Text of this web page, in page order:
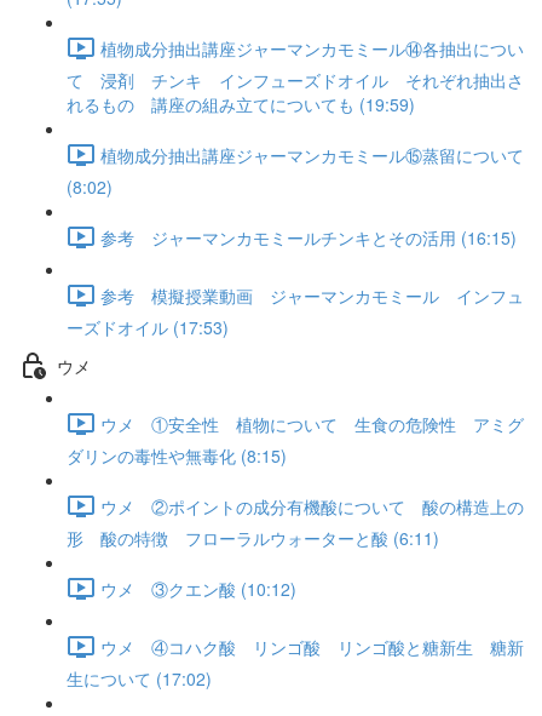
植物成分抽出講座ジャーマンカモミール⑭各抽出につい
て 浸剤 チンキ インフューズドオイル それぞれ抽出さ
れるもの 講座の組み立てについても (19:59)
植物成分抽出講座ジャーマンカモミール⑮蒸留について
(8:02)
参考 ジャーマンカモミールチンキとその活用 (16:15)
参考 模擬授業動画 ジャーマンカモミール インフュ
ーズドオイル (17:53)
ウメ
ウメ ①安全性 植物について 生食の危険性 アミグ
ダリンの毒性や無毒化 (8:15)
ウメ ②ポイントの成分有機酸について 酸の構造上の
形 酸の特徴 フローラルウォーターと酸 (6:11)
ウメ ③クエン酸 (10:12)
ウメ ④コハク酸 リンゴ酸 リンゴ酸と糖新生 糖新
生について (17:02)